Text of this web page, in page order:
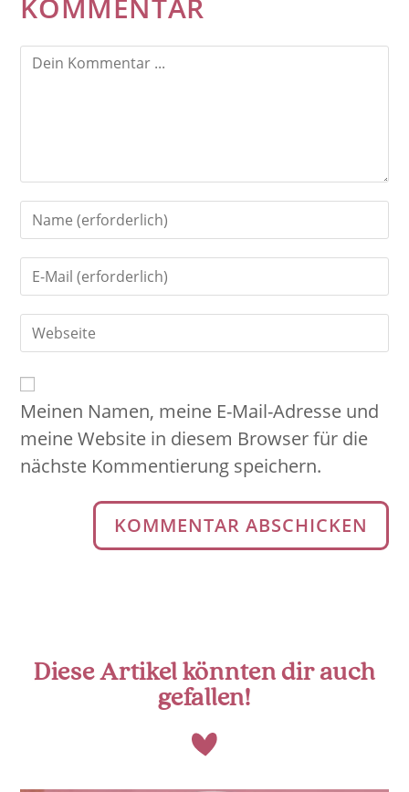
Meinen Namen, meine E-Mail-Adresse und
meine Website in diesem Browser für die
nächste Kommentierung speichern.
Diese Artikel könnten dir auch
gefallen!